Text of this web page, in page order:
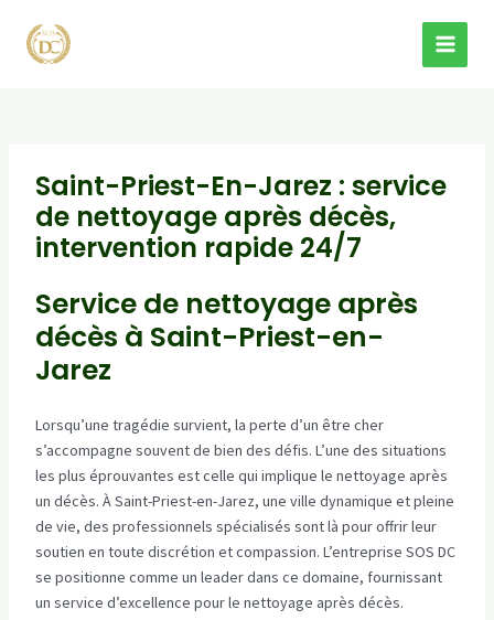
contenu
MAIN
Saint-Priest-En-Jarez : service
de nettoyage après décès,
intervention rapide 24/7
Service de nettoyage après
décès à Saint-Priest-en-
Jarez
Lorsqu’une tragédie survient, la perte d’un être cher
s’accompagne souvent de bien des défis. L’une des situations
les plus éprouvantes est celle qui implique le nettoyage après
un décès. À Saint-Priest-en-Jarez, une ville dynamique et pleine
de vie, des professionnels spécialisés sont là pour offrir leur
soutien en toute discrétion et compassion. L’entreprise SOS DC
se positionne comme un leader dans ce domaine, fournissant
un service d’excellence pour le nettoyage après décès.